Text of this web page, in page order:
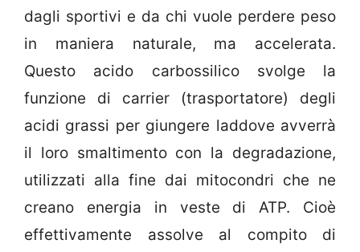
dagli sportivi e da chi vuole perdere peso
in maniera naturale, ma accelerata.
Questo acido carbossilico svolge la
funzione di carrier (trasportatore) degli
acidi grassi per giungere laddove avverrà
il loro smaltimento con la degradazione,
utilizzati alla fine dai mitocondri che ne
creano energia in veste di ATP. Cioè
effettivamente assolve al compito di